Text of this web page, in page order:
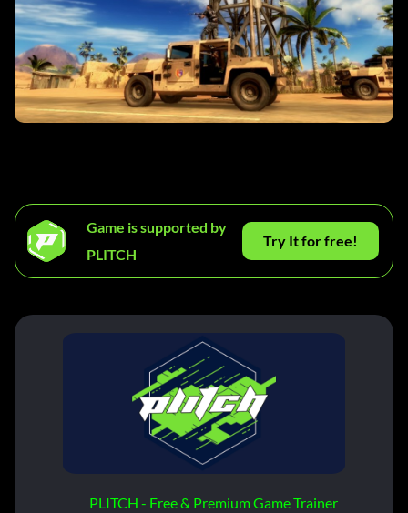
Game is supported by
PLITCH
Try It for free!
PLITCH - Free & Premium Game Trainer